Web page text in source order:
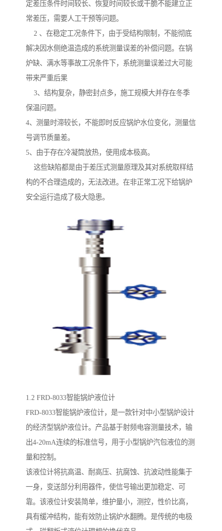
定差压条件时间较长、恢复时间较长或干脆不能建立正
常差压，需要人工干预等问题。
2 、在稳定工况条件下，由于受结构限制，不能彻底
解决因水侧绝温造成的系统测量误差的补偿问题。在锅
炉缺、满水等事故工况条件下，系统测量误差过大可能
带来严重后果
3、结构复杂，静密封点多，施工规模大并存在冬季
保温问题。
4、测量时滞较长，不能即时反应锅炉水位变化，测量信
号调节质量差。
5、由于存在冷凝筒放热，使用成本极高。
这些缺陷都是由于差压式测量原理及其对系统取样结
构的不合理造成的，无法改进。在非正常工况下给锅炉
安全运行造成了极大隐患。
1.2 FRD-8033智能锅炉液位计
FRD-8033智能锅炉液位计，是一款针对中小型锅炉设计
的经济型锅炉液位计。产品基于射频电容测量技术，输
出4-20mA连续的标准信号，用于小型锅炉汽包液位的测
量和控制。
该液位计将抗高温、耐高压、抗腐蚀、抗波动性能集于
一身，变送部分利用器件，使信号输出更加稳定、可
靠。该液位计安装简单，维护量小，测控，性价比高，
具有缓冲结构，能有效防止锅炉水翻腾。是传统的电极